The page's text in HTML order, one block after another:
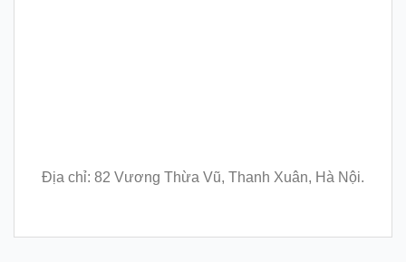
Địa chỉ: 82 Vương Thừa Vũ, Thanh Xuân, Hà Nội.